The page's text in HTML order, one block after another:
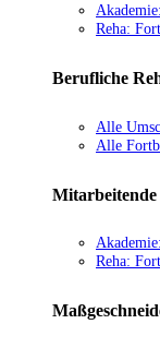
Reha:
Berufliche
Alle
Alle
Reha: